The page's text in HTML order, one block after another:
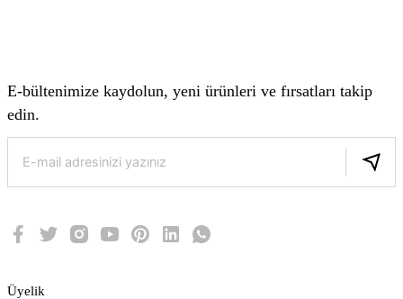
E-bültenimize kaydolun, yeni ürünleri ve fırsatları takip
edin.
Üyelik